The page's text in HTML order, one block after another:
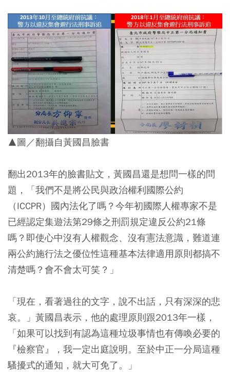
▲圖／翻攝自黃國昌臉書
翻出2013年的臉書貼文，黃國昌還是想問一樣的問
題，「我們不是將公民與政治權利國際公約
（ICCPR）國內法化了嗎？今年初國際人權專家不是
已經認定集遊法第29條之刑罰規定違反公約21條
嗎？即使心中沒有人權觀念、沒有憲法意識，難道連
兩公約施行法之優位性這種基本法律適用原則都搞不
清楚嗎？會不會太可笑？」
「現在，看著過往的文字，說不出話，只有深深的悲
哀。」黃國昌表示，他的處理原則跟2013年一樣，
「如果可以找到有認為這種垃圾事情也有傳喚必要的
『檢察官』，我一定出庭說明。至於中正一分局這種
騷擾式的通知，就大可免了。」